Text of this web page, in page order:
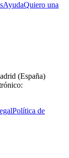
AyudaQuiero una
(España)
Política de